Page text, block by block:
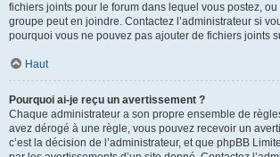
fichiers joints pour le forum dans lequel vous postez,
groupe peut en joindre. Contactez l’administrateur si
pourquoi vous ne pouvez pas ajouter de fichiers joints
Haut
Pourquoi ai-je reçu un avertissement ?
Chaque administrateur a son propre ensemble de
avez dérogé à une règle, vous pouvez recevoir un
c’est la décision de l’administrateur, et que phpBB